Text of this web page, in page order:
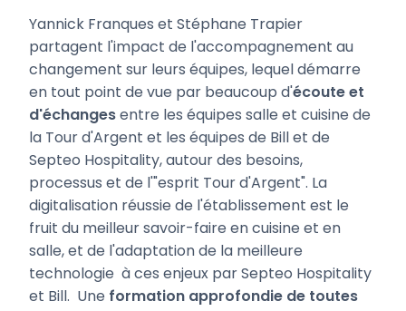
Yannick Franques et Stéphane Trapier
partagent l'impact de l'accompagnement au
changement sur leurs équipes, lequel démarre
en tout point de vue par beaucoup d'écoute et
d'échangesentre les équipes salle et cuisine de
la Tour d'Argent et les équipes de Bill et de
Septeo Hospitality, autour des besoins,
processus et de l'"esprit Tour d'Argent". La
digitalisation réussie de l'établissement est le
fruit du meilleur savoir-faire en cuisine et en
salle, et de l'adaptation de la meilleure
technologie à ces enjeux par Septeo Hospitality
et Bill. Une formation approfondie de toutes